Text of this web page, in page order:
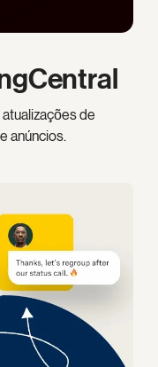
de
anúncios.